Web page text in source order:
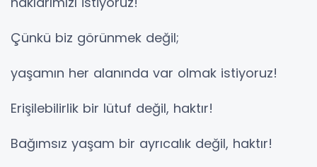
Çünkü biz görünmek değil;
yaşamın her alanında var olmak istiyoruz!
Erişilebilirlik bir lütuf değil, haktır!
Bağımsız yaşam bir ayrıcalık değil, haktır!